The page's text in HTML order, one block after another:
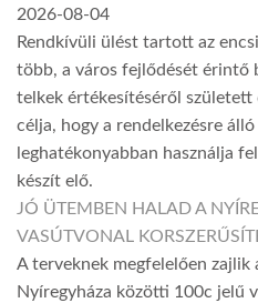
2026-08-04
Rendkívüli ülést tartott az
több, a város fejlődését érintő
telkek értékesítéséről
célja, hogy a rendelkezésre
leghatékonyabban használja
készít elő.
JÓ ÜTEMBEN HALAD A
VASÚTVONAL
A terveknek megfelelően zajlik
Nyíregyháza közötti 100c jelű